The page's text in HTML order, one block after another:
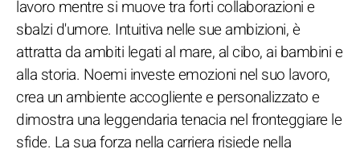
lavoro mentre si muove tra forti collaborazioni e
sbalzi d'umore. Intuitiva nelle sue ambizioni, è
attratta da ambiti legati al mare, al cibo, ai bambini e
alla storia. Noemi investe emozioni nel suo lavoro,
crea un ambiente accogliente e personalizzato e
dimostra una leggendaria tenacia nel fronteggiare le
sfide. La sua forza nella carriera risiede nella